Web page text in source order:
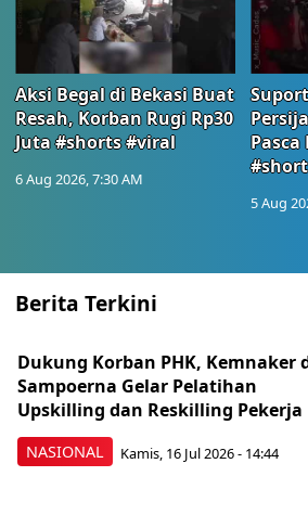
Aksi Begal di Bekasi Buat
Resah, Korban Rugi Rp30
Juta #shorts #viral
6 Aug 2026, 7:30 AM
Pasca
5 Aug
Berita Terkini
NASIONAL
Dukung Korban PHK, Kemnaker
Sampoerna Gelar Pelatihan
Upskilling dan Reskilling Pekerja
Kamis, 16 Jul 2026 - 14:44